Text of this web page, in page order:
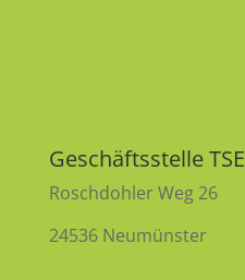
Geschäftsstelle TSE
Roschdohler Weg 26
24536 Neumünster